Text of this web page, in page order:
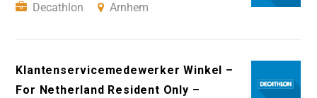
Decathlon
Arnhem
Klantenservicemedewerker Winkel –
For Netherland Resident Only –